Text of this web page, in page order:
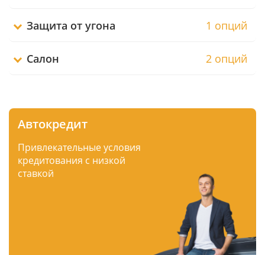
Защита от угона 1 опций
Салон 2 опций
Автокредит
Привлекательные условия
кредитования с низкой
ставкой